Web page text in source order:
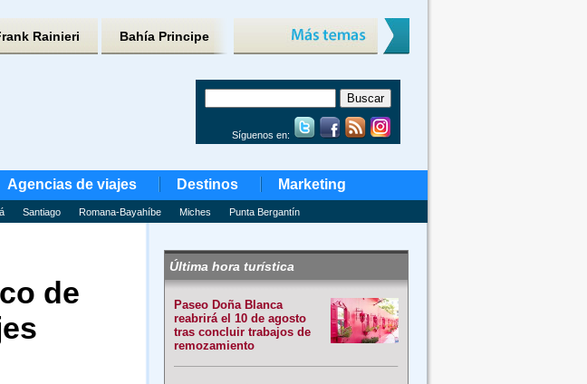
Rainieri Bahía Principe
Síguenos en:
Agencias de viajes Destinos Marketing
Santiago Romana-Bayahíbe Miches Punta Bergantín
de
Última hora turística
Paseo Doña Blanca
reabrirá el 10 de agosto
tras concluir trabajos de
remozamiento